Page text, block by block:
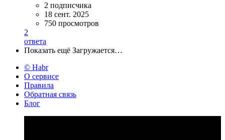
2 подписчика
18 сент. 2025
750 просмотров
2
ответа
Показать ещё Загружается…
© Habr
О сервисе
Правила
Обратная связь
Блог